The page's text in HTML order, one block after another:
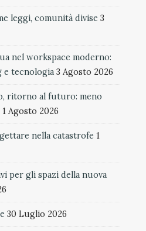
leggi, comunità divise 3
nel workspace moderno:
e tecnologia 3 Agosto 2026
ritorno al futuro: meno
1 Agosto 2026
nella catastrofe 1
per gli spazi della nuova
30 Luglio 2026